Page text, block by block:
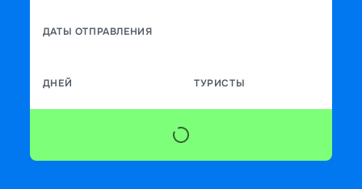
ДАТЫ ОТПРАВЛЕНИЯ
ДНЕЙ ТУРИСТЫ